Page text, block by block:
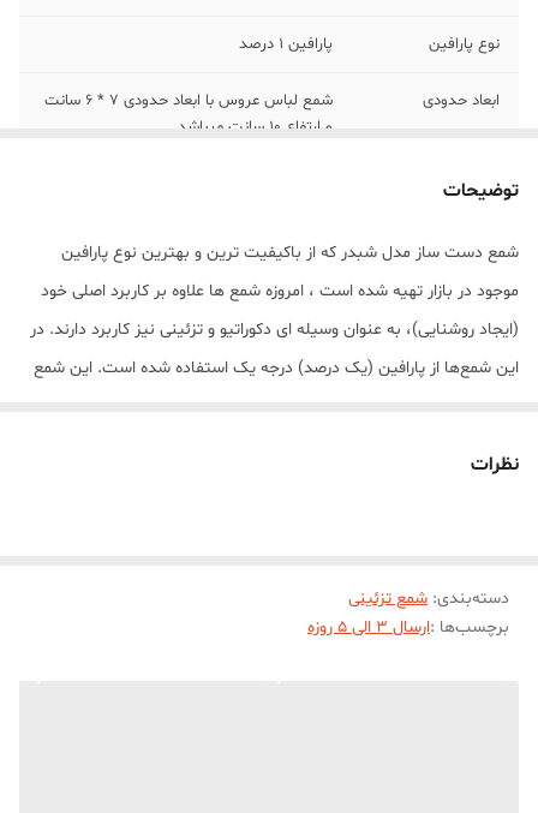
نوع پارافین پارافین 1 درصد
ابعاد حدودی
شمع لباس عروس با ابعاد حدودی 7 * 6 سانت
و ارتفاع 10 سانت میباشد.
توضیحات
شمع دست ساز مدل شبدر که از باکیفیت ترین و بهترین نوع پارافین
موجود در بازار تهیه شده است ، امروزه شمع ها علاوه بر کاربرد اصلی خود
(ایجاد روشنایی)، به عنوان وسیله ای دکوراتیو و تزئینی نیز کاربرد دارند. در
این شمع‌ها از پارافین (یک درصد) درجه یک استفاده شده است. این شمع
نظرات
دسته‌بندی: شمع تزئینی
برچسب‌ها :ارسال 3 الی 5 روزه